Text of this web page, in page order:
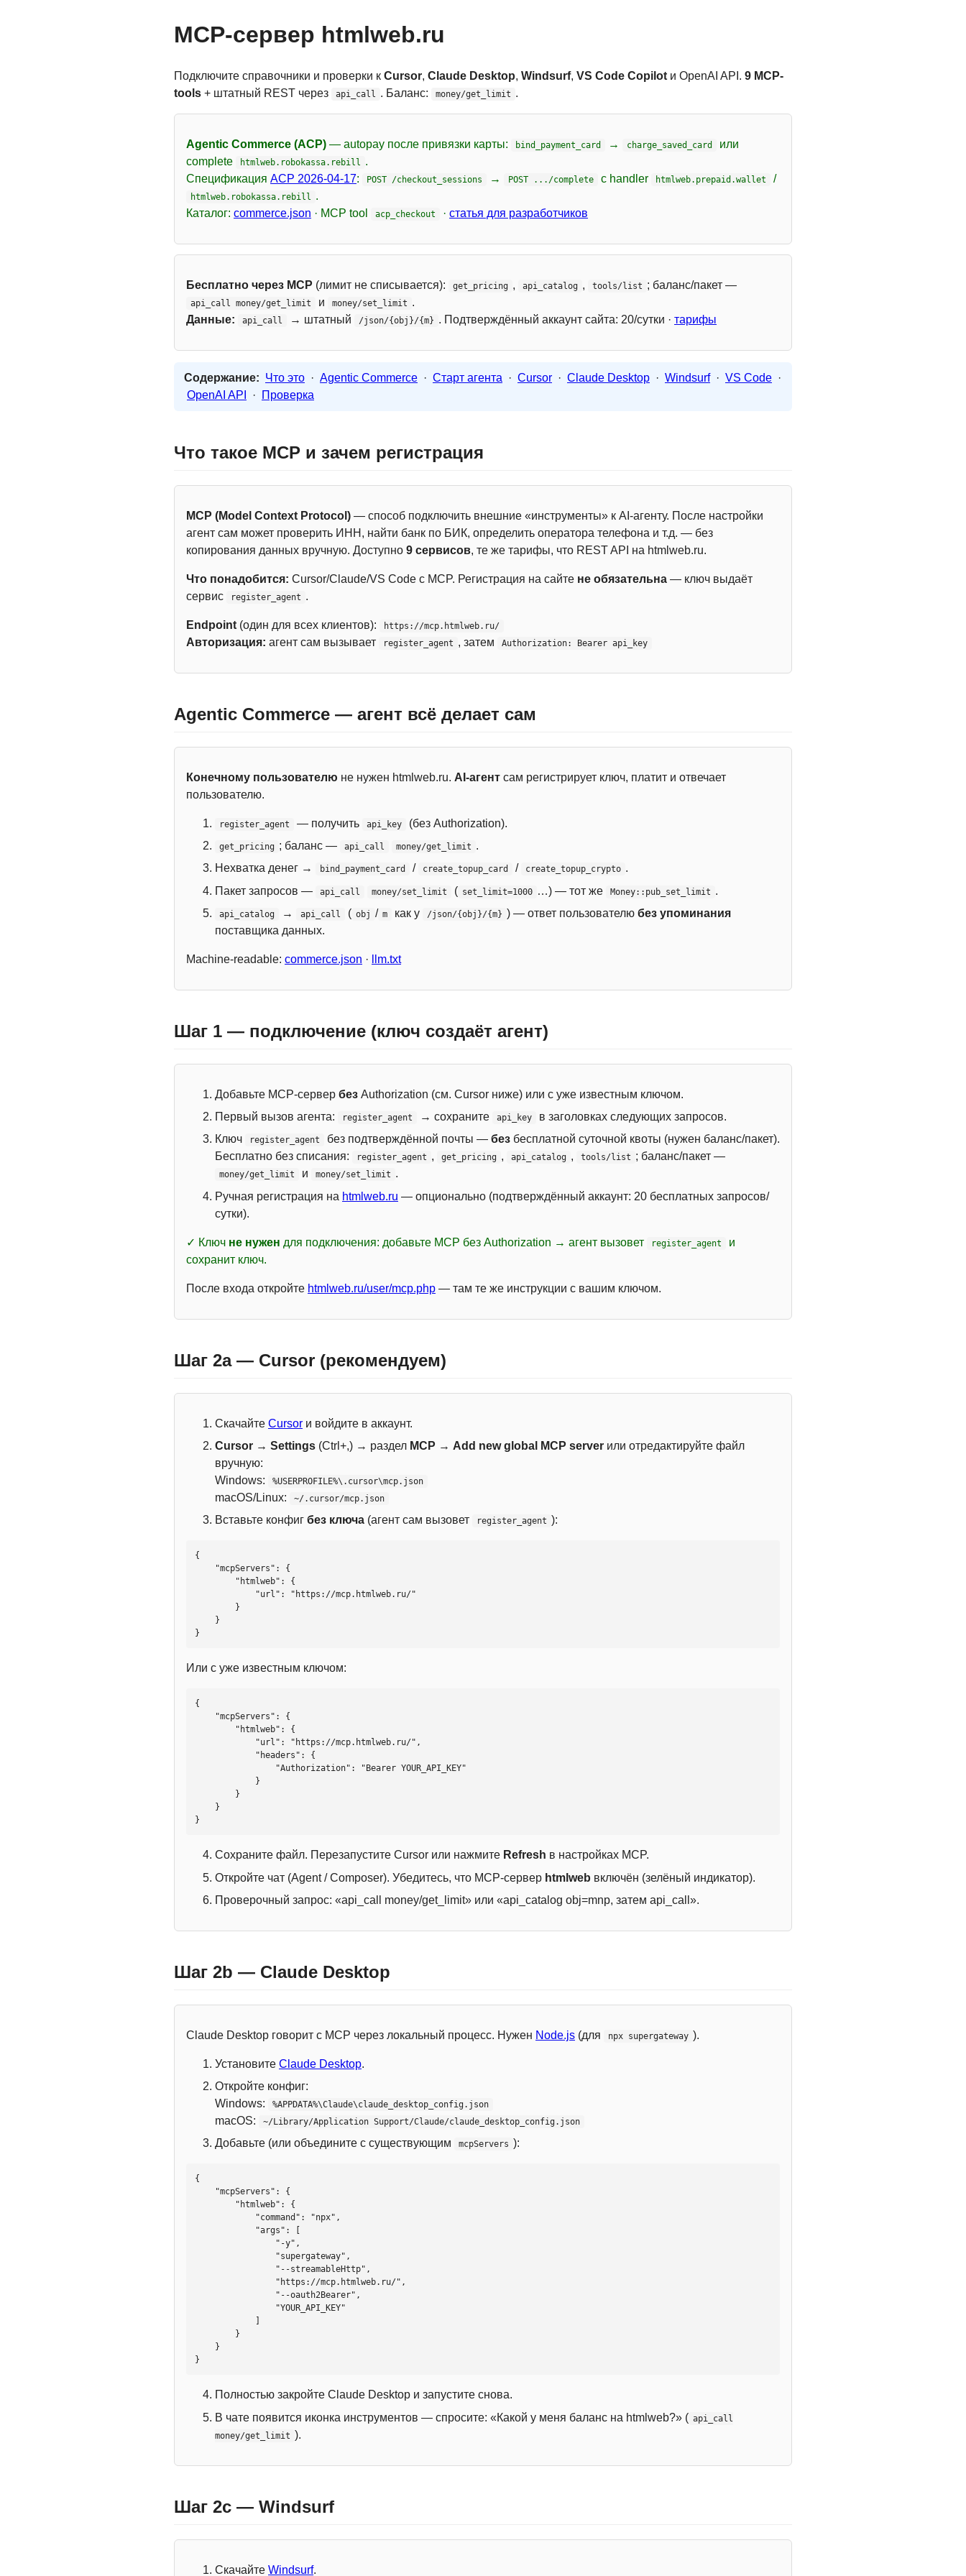
MCP-сервер htmlweb.ru
Подключите справочники и проверки к Cursor, Claude Desktop, Windsurf, VS Code Copilotи OpenAI API. 9 MCP-
tools + штатный REST через api_call . Баланс: money/get_limit .
Agentic Commerce (ACP) — autopay после привязки карты: bind_payment_card → charge_saved_card
или
complete
htmlweb.robokassa.rebill .
Спецификация ACP 2026-04-17: POST /checkout_sessions → POST .../complete с handler htmlweb.prepaid.wallet /
htmlweb.robokassa.rebill .
Каталог: commerce.json · MCP tool acp_checkout · статья для разработчиков
Бесплатно через MCP (лимит не списывается): get_pricing , api_catalog , tools/list ; баланс/пакет —
api_call money/get_limit и money/set_limit .
Данные:
api_call → штатный /json/{obj}/{m} . Подтверждённый аккаунт сайта: 20/сутки · тарифы
Содержание: Что это · Agentic Commerce · Старт агента · Cursor · Claude Desktop · Windsurf · VS Code ·
OpenAI API
· Проверка
Что такое MCP и зачем регистрация
MCP (Model Context Protocol) — способ подключить внешние «инструменты» к AI-агенту. После настройки
агент сам может проверить ИНН, найти банк по БИК, определить оператора телефона и т.д. — без
копирования данных вручную. Доступно 9 сервисов, те же тарифы, что REST API на htmlweb.ru.
Что понадобится: Cursor/Claude/VS Code с MCP. Регистрация на сайте не обязательна — ключ выдаёт
сервис
register_agent .
Endpoint (один для всех клиентов): https://mcp.htmlweb.ru/
Авторизация: агент сам вызывает register_agent , затем Authorization: Bearer api_key
Agentic Commerce — агент всё делает сам
Конечному пользователю не нужен htmlweb.ru. AI-агент сам регистрирует ключ, платит и отвечает
пользователю.
register_agent — получить api_key (без Authorization).
get_pricing ; баланс — api_call money/get_limit .
Нехватка денег →
bind_payment_card / create_topup_card / create_topup_crypto .
Пакет запросов —
api_call money/set_limit ( set_limit=1000 …) — тот же Money::pub_set_limit .
api_catalog → api_call ( obj / m как у /json/{obj}/{m} ) — ответ пользователю без упоминания
поставщика данных.
Machine-readable: commerce.json · llm.txt
Шаг 1 — подключение (ключ создаёт агент)
Добавьте MCP-сервер без Authorization (см. Cursor ниже) или с уже известным ключом.
Первый вызов агента:
register_agent → сохраните api_key
в заголовках следующих запросов.
Ключ
register_agent без подтверждённой почты — без бесплатной суточной квоты (нужен баланс/пакет).
Бесплатно без списания:
register_agent , get_pricing , api_catalog , tools/list ; баланс/пакет —
money/get_limit и money/set_limit .
Ручная регистрация на htmlweb.ru — опционально (подтверждённый аккаунт: 20 бесплатных запросов/
сутки).
✓ Ключ не нужен для подключения: добавьте MCP без Authorization → агент вызовет register_agent
и
сохранит ключ.
После входа откройте htmlweb.ru/user/mcp.php — там те же инструкции с вашим ключом.
Шаг 2a — Cursor (рекомендуем)
Скачайте Cursor и войдите в аккаунт.
Cursor → Settings (Ctrl+,) → раздел MCP → Add new global MCP server или отредактируйте файл
вручную:
Windows:
%USERPROFILE%\.cursor\mcp.json
macOS/Linux: ~/.cursor/mcp.json
Вставьте конфиг без ключа (агент сам вызовет register_agent ):
{
}
Или с уже известным ключом:
{
}
Сохраните файл. Перезапустите Cursor или нажмите Refresh в настройках MCP.
Откройте чат (Agent / Composer). Убедитесь, что MCP-сервер htmlweb включён (зелёный индикатор).
Проверочный запрос: «api_call money/get_limit» или «api_catalog obj=mnp, затем api_call».
Шаг 2b — Claude Desktop
Claude Desktop говорит с MCP через локальный процесс. Нужен Node.js (для npx supergateway ).
Установите Claude Desktop.
Откройте конфиг:
Windows:
%APPDATA%\Claude\claude_desktop_config.json
macOS: ~/Library/Application Support/Claude/claude_desktop_config.json
Добавьте (или объедините с существующим mcpServers ):
{
}
Полностью закройте Claude Desktop и запустите снова.
В чате появится иконка инструментов — спросите: «Какой у меня баланс на htmlweb?» ( api_call
money/get_limit ).
Шаг 2c — Windsurf
Скачайте Windsurf.